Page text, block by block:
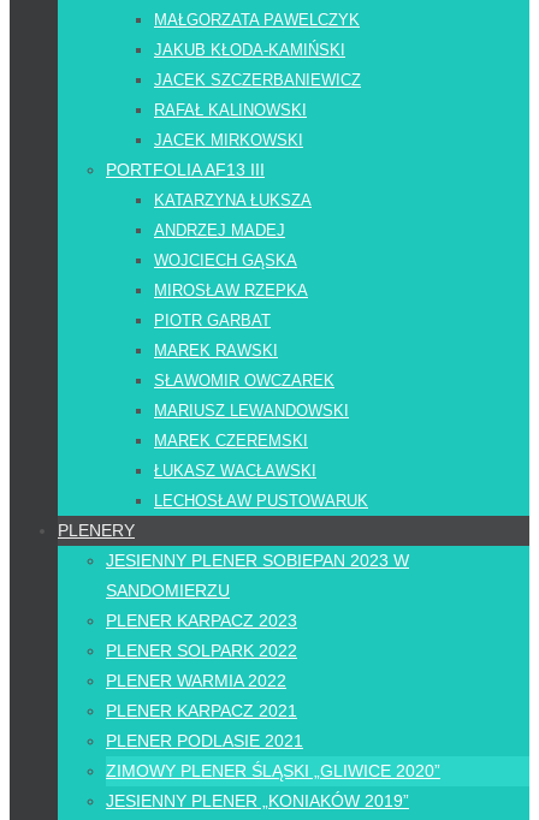
MAŁGORZATA PAWELCZYK
JAKUB KŁODA-KAMIŃSKI
JACEK SZCZERBANIEWICZ
RAFAŁ KALINOWSKI
JACEK MIRKOWSKI
PORTFOLIA AF13 III
KATARZYNA ŁUKSZA
ANDRZEJ MADEJ
WOJCIECH GĄSKA
MIROSŁAW RZEPKA
PIOTR GARBAT
MAREK RAWSKI
SŁAWOMIR OWCZAREK
MARIUSZ LEWANDOWSKI
MAREK CZEREMSKI
ŁUKASZ WACŁAWSKI
LECHOSŁAW PUSTOWARUK
PLENERY
JESIENNY PLENER SOBIEPAN 2023 W
SANDOMIERZU
PLENER KARPACZ 2023
PLENER SOLPARK 2022
PLENER WARMIA 2022
PLENER KARPACZ 2021
PLENER PODLASIE 2021
ZIMOWY PLENER ŚLĄSKI „GLIWICE 2020”
JESIENNY PLENER „KONIAKÓW 2019”